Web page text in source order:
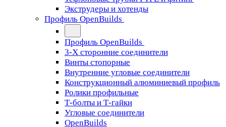
Экструдеры и хотенды
Профиль OpenBuilds
Профиль OpenBuilds
3-Х сторонние соединители
Винты стопорные
Внутренние угловые соединители
Конструкционный алюминиевый профиль
Ролики профильные
Т-болты и Т-гайки
Угловые соединители
OpenBuilds